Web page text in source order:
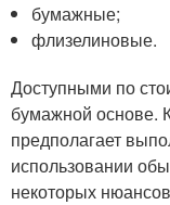
бумажные;
флизелиновые.
Доступными по
бумажной основе.
предполагает
использовании
некоторых